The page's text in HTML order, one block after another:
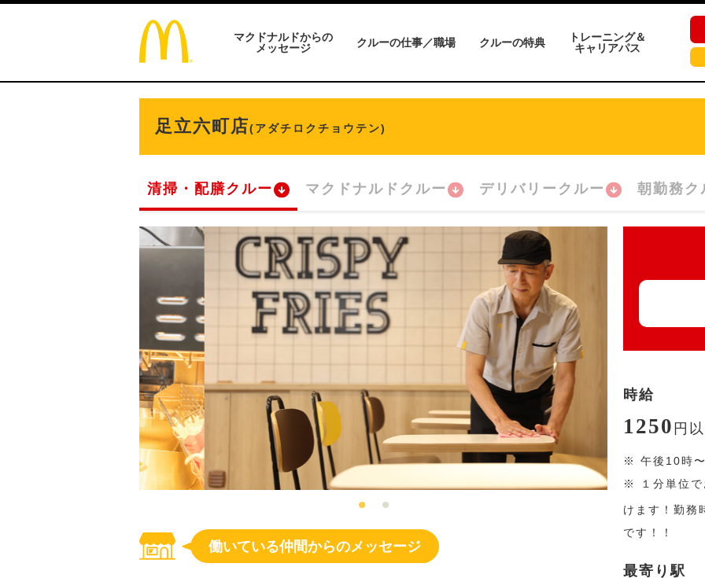
マクドナルドからの
メッセージ
クルーの仕事／職場 クルーの特典
トレーニング＆
キャリアパス
足立六町店(アダチロクチョウテン)
清掃・配膳クルー マクドナルドクルー デリバリークルー 朝勤務ク
働いている仲間からのメッセージ
時給
1250 円
※ 午後10時
※
１分単位
けます！勤務
です！！
最寄り駅